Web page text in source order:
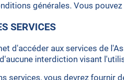
générales. Vous
SERVICES
d'accéder aux services de
interdiction visant
services, vous devrez fournir